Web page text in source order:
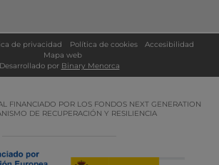
de privacidad Política de cookies
Accesibilidad
Mapa web
Desarrollado por Binary Menorca
FINANCIADO POR LOS FONDOS NEXT GENERATION
DE RECUPERACIÓN Y RESILIENCIA